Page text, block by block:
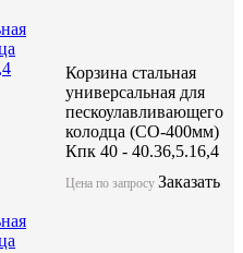
Корзина стальная
универсальная для
пескоулавливающего
колодца (СО-400мм)
Кпк 40 - 40.36,5.16,4
Цена по запросу Заказать